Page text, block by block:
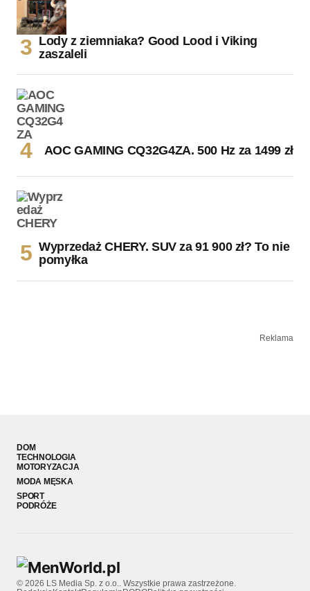
Lody z ziemniaka? Good Lood i Viking
zaszaleli
AOC GAMING CQ32G4ZA. 500 Hz za 1499 zł
Wyprzedaż CHERY. SUV za 91 900 zł? To nie
pomyłka
Reklama
DOM
TECHNOLOGIA
MOTORYZACJA
MODA MĘSKA
SPORT
PODRÓŻE
© 2026 LS Media Sp. z o.o.. Wszystkie prawa zastrzeżone.